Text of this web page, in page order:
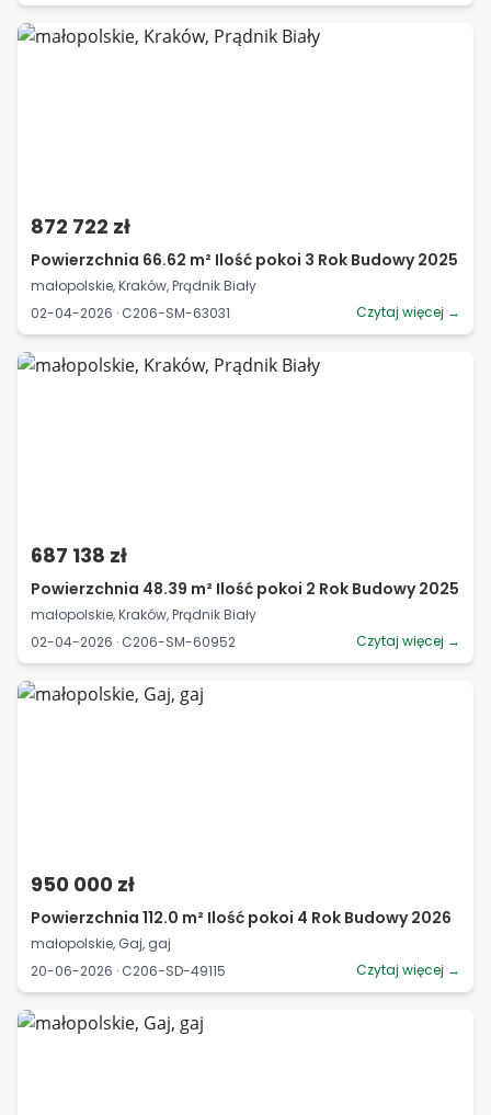
872 722 zł
Powierzchnia 66.62 m² Ilość pokoi 3 Rok Budowy 2025
małopolskie, Kraków, Prądnik Biały
02-04-2026 · C206-SM-63031
Czytaj więcej →
687 138 zł
Powierzchnia 48.39 m² Ilość pokoi 2 Rok Budowy 2025
małopolskie, Kraków, Prądnik Biały
02-04-2026 · C206-SM-60952
Czytaj więcej →
950 000 zł
Powierzchnia 112.0 m² Ilość pokoi 4 Rok Budowy 2026
małopolskie, Gaj, gaj
20-06-2026 · C206-SD-49115
Czytaj więcej →